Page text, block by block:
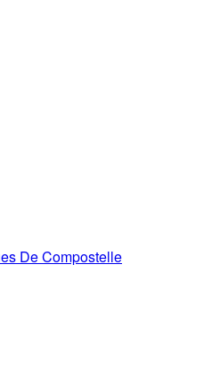
De Compostelle